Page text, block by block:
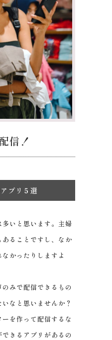
信！
プリ５選
いと思います。主婦
ることですし、なか
かったりしますよ
みで配信できるもの
なと思いませんか？
を作って配信するな
きるアプリがあるの